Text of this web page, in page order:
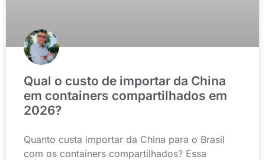
Qual o custo de importar da China
em containers compartilhados em
2026?
Quanto custa importar da China para o Brasil
com os containers compartilhados? Essa